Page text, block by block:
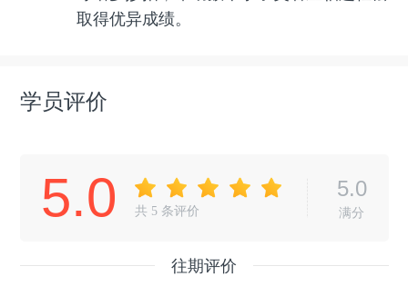
取得优异成绩。
学员评价
5.0 共 5 条评价
5.0
满分
往期评价